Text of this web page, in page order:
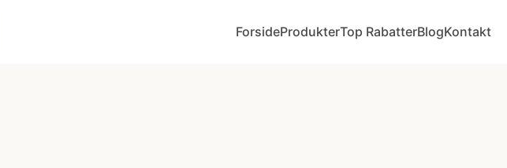
ForsideProdukterTop RabatterBlogKontakt